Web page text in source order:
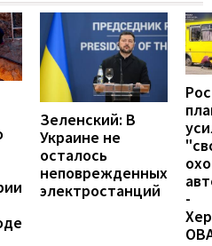
Зеленский: В
Украине не
осталось
неповрежденных
электростанций
-